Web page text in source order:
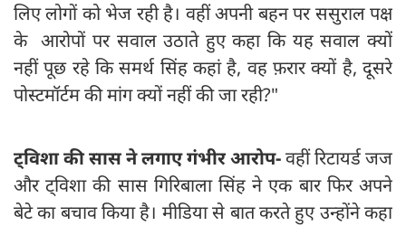
लिए लोगों को भेज रही है। वहीं अपनी बहन पर ससुराल पक्ष
के आरोपों पर सवाल उठाते हुए कहा कि यह सवाल क्यों
नहीं पूछ रहे कि समर्थ सिंह कहां है, वह फ़रार क्यों है, दूसरे
पोस्टमॉर्टम की मांग क्यों नहीं की जा रही?"
ट्विशा की सास ने लगाए गंभीर आरोप-वहीं रिटायर्ड जज
और ट्विशा की सास गिरिबाला सिंह ने एक बार फिर अपने
बेटे का बचाव किया है। मीडिया से बात करते हुए उन्होंने कहा